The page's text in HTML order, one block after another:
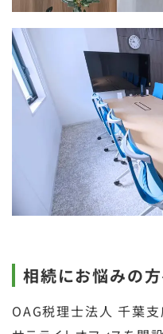
相続にお悩みの
OAG税理士法人 千葉支